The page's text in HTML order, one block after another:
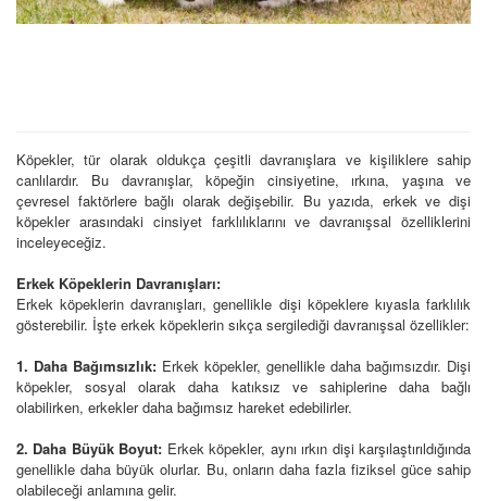
Köpekler, tür olarak oldukça çeşitli davranışlara ve kişiliklere sahip
canlılardır. Bu davranışlar, köpeğin cinsiyetine, ırkına, yaşına ve
çevresel faktörlere bağlı olarak değişebilir. Bu yazıda, erkek ve dişi
köpekler arasındaki cinsiyet farklılıklarını ve davranışsal özelliklerini
inceleyeceğiz.
Erkek Köpeklerin Davranışları:
Erkek köpeklerin davranışları, genellikle dişi köpeklere kıyasla farklılık
gösterebilir. İşte erkek köpeklerin sıkça sergilediği davranışsal özellikler:
1. Daha Bağımsızlık: Erkek köpekler, genellikle daha bağımsızdır. Dişi
köpekler, sosyal olarak daha katıksız ve sahiplerine daha bağlı
olabilirken, erkekler daha bağımsız hareket edebilirler.
2. Daha Büyük Boyut: Erkek köpekler, aynı ırkın dişi karşılaştırıldığında
genellikle daha büyük olurlar. Bu, onların daha fazla fiziksel güce sahip
olabileceği anlamına gelir.